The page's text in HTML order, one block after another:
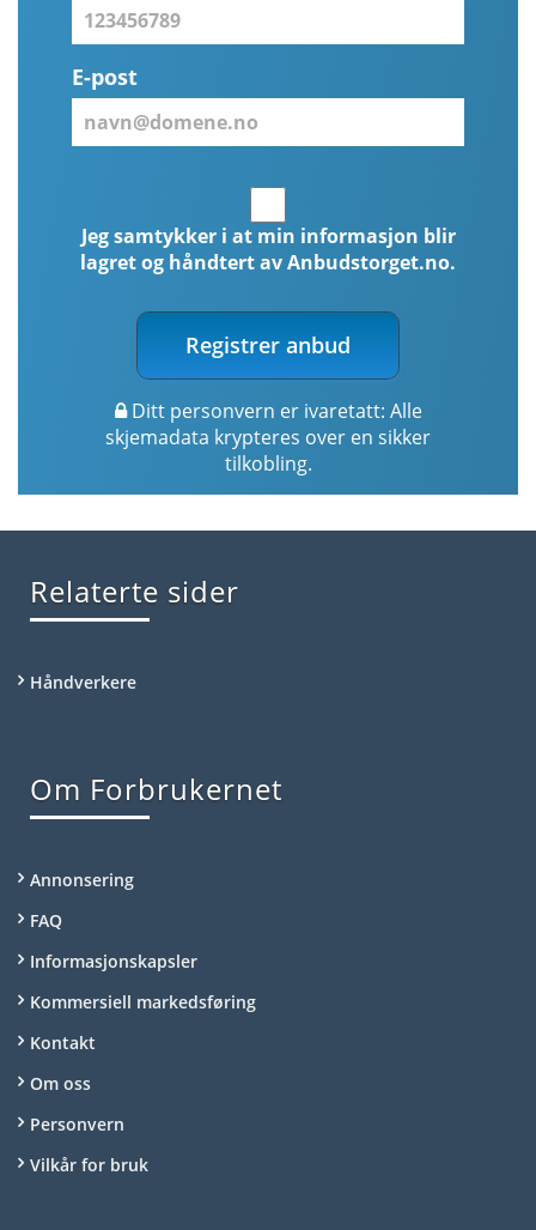
E-post
Jeg samtykker i at min informasjon blir
lagret og håndtert av Anbudstorget.no.
Registrer anbud
Ditt personvern er ivaretatt: Alle
skjemadata krypteres over en sikker
tilkobling.
Relaterte sider
Håndverkere
Om Forbrukernet
Annonsering
FAQ
Informasjonskapsler
Kommersiell markedsføring
Kontakt
Om oss
Personvern
Vilkår for bruk